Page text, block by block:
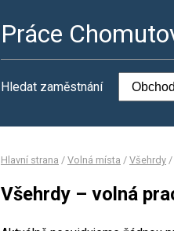
Práce
Hledat zaměstnání
Hlavní strana / Volná místa / Všehrdy /
Všehrdy – volná